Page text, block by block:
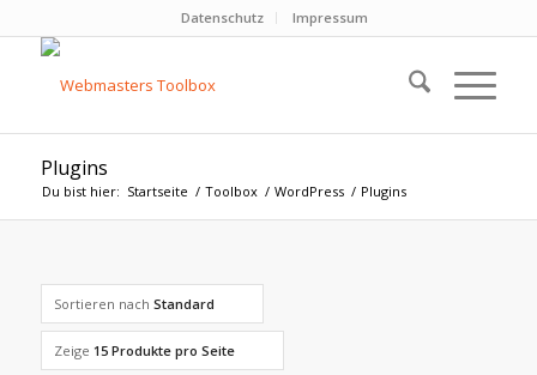
Datenschutz Impressum
Plugins
Du bist hier: Startseite / Toolbox / WordPress / Plugins
Sortieren nach Standard
Zeige 15 Produkte pro Seite